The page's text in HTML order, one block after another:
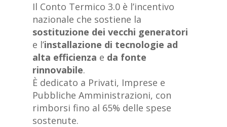
Il Conto Termico 3.0 è l’incentivo
nazionale che sostiene la
sostituzione dei vecchi generatori
e l’installazione di tecnologie ad
alta efficienza e da fonte
rinnovabile.
È dedicato a Privati, Imprese e
Pubbliche Amministrazioni, con
rimborsi fino al 65% delle spese
sostenute.